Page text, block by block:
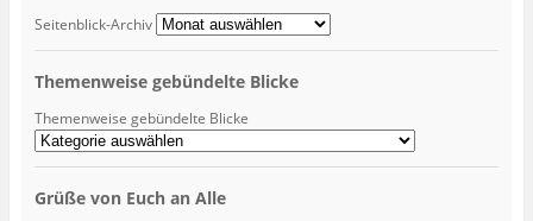
Seitenblick-Archiv
Themenweise gebündelte Blicke
Themenweise gebündelte Blicke
Grüße von Euch an Alle